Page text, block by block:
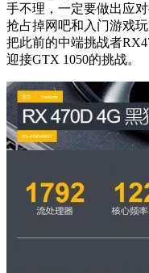
手不理，一定要做出应
抢占掉网吧和入门游戏
把此前的中端挑战者
迎接GTX 1050的挑战。